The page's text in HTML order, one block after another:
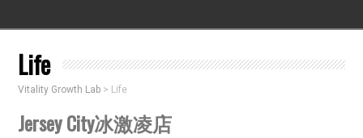
Life
Vitality Growth Lab > Life
Jersey City冰激凌店